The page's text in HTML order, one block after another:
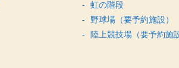
虹の階段
野球場（要予約施設）
陸上競技場（要予約施